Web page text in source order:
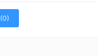
0)